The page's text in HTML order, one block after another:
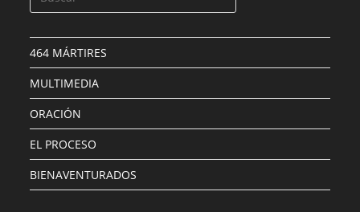
464 MÁRTIRES
MULTIMEDIA
ORACIÓN
EL PROCESO
BIENAVENTURADOS